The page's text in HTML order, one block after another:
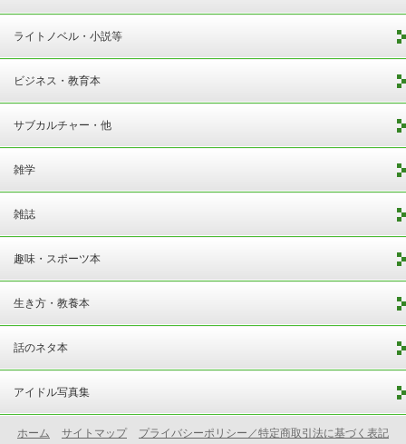
ライトノベル・小説等
ビジネス・教育本
サブカルチャー・他
雑学
雑誌
趣味・スポーツ本
生き方・教養本
話のネタ本
アイドル写真集
ホーム サイトマップ プライバシーポリシー／特定商取引法に基づく表記